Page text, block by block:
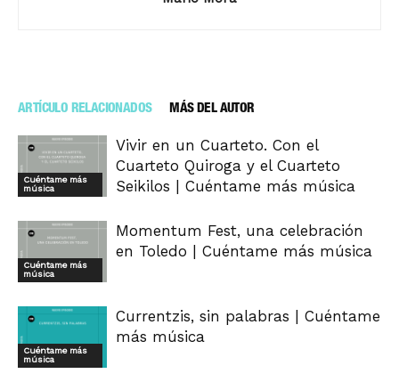
ARTÍCULO RELACIONADOS MÁS DEL AUTOR
Cuéntame más
música
Vivir en un Cuarteto. Con el
Cuarteto Quiroga y el Cuarteto
Seikilos | Cuéntame más música
Cuéntame más
música
Momentum Fest, una celebración
en Toledo | Cuéntame más música
Cuéntame más
música
Currentzis, sin palabras | Cuéntame
más música